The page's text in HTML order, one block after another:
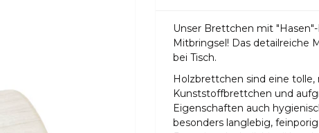
Unser Brettchen mit
Mitbringsel! Das detailreiche
bei Tisch.
Holzbrettchen sind eine
Kunststoffbrettchen und
Eigenschaften auch
besonders langlebig,